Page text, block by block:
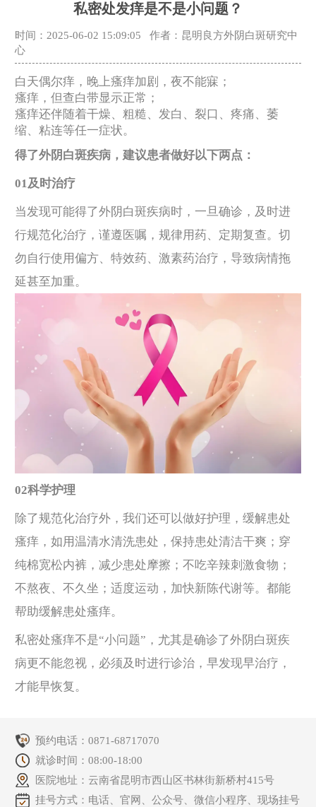
私密处发痒是不是小问题？
时间：2025-06-02 15:09:05
作者：昆明良方外阴白斑研究中
心
白天偶尔痒，晚上瘙痒加剧，夜不能寐；
瘙痒，但查白带显示正常；
瘙痒还伴随着干燥、粗糙、发白、裂口、疼痛、萎
缩、粘连等任一症状。
得了外阴白斑疾病，建议患者做好以下两点：
01及时治疗
当发现可能得了外阴白斑疾病时，一旦确诊，及时进
行规范化治疗，谨遵医嘱，规律用药、定期复查。切
勿自行使用偏方、特效药、激素药治疗，导致病情拖
延甚至加重。
02科学护理
除了规范化治疗外，我们还可以做好护理，缓解患处
瘙痒，如用温清水清洗患处，保持患处清洁干爽；穿
纯棉宽松内裤，减少患处摩擦；不吃辛辣刺激食物；
不熬夜、不久坐；适度运动，加快新陈代谢等。都能
帮助缓解患处瘙痒。
私密处瘙痒不是“小问题”，尤其是确诊了外阴白斑疾
病更不能忽视，必须及时进行诊治，早发现早治疗，
才能早恢复。
预约电话：0871-68717070
就诊时间：08:00-18:00
医院地址：云南省昆明市西山区书林街新桥村415号
挂号方式：电话、官网、公众号、微信小程序、现场挂号